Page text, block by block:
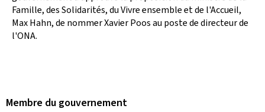
Famille, des Solidarités, du Vivre ensemble et de l'Accueil,
Max Hahn, de nommer Xavier Poos au poste de directeur de
l'ONA.
Membre du gouvernement